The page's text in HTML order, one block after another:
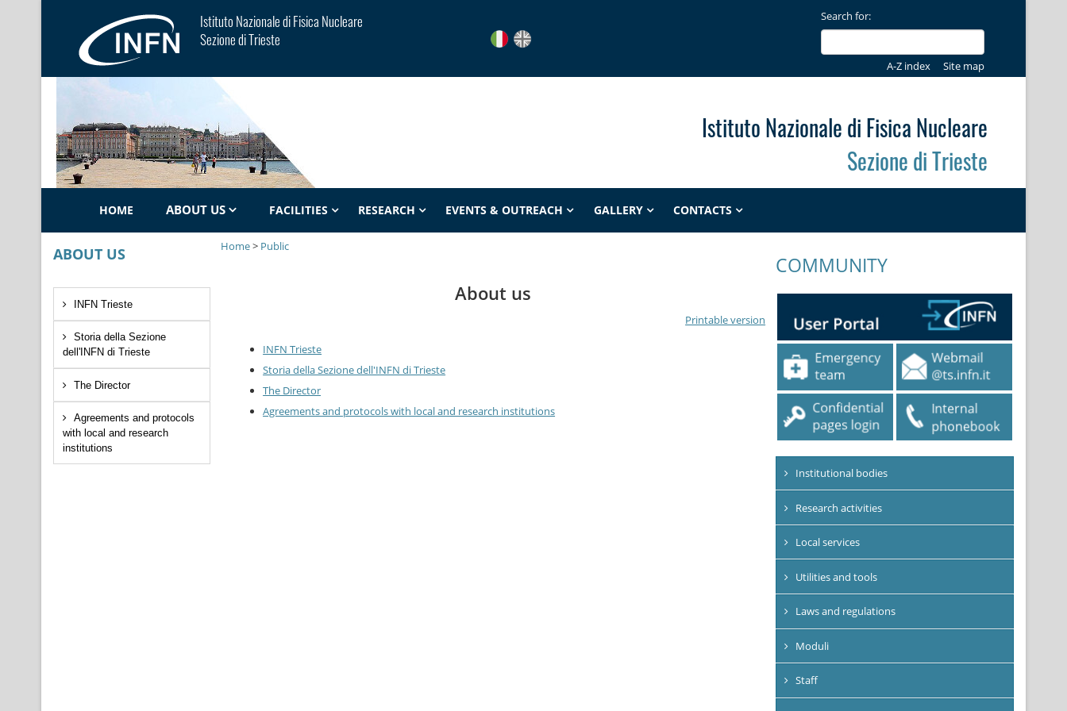
Istituto Nazionale di Fisica Nucleare
Sezione di Trieste
Search for:
A-Z index Site map
Istituto Nazionale di Fisica Nucleare
Sezione di Trieste
HOME ABOUT US FACILITIES RESEARCH EVENTS & OUTREACH GALLERY CONTACTS
ABOUT US
INFN Trieste
Storia della Sezione
dell'INFN di Trieste
The Director
Agreements and protocols
with local and research
institutions
Home> Public
About us
Printable version
INFN Trieste
Storia della Sezione dell'INFN di Trieste
The Director
Agreements and protocols with local and research institutions
COMMUNITY
Institutional bodies
Research activities
Local services
Utilities and tools
Laws and regulations
Moduli
Staff